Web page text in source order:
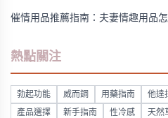
催情用品推薦指南：夫妻情趣用品
熱點關注
勃起功能 威而鋼 用藥指南 他達
產品選擇 新手指南 性冷感 天然